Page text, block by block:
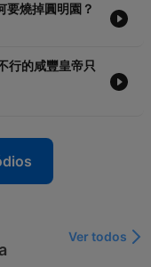
要燒掉圓明園？
行的咸豐皇帝只
Ver todos